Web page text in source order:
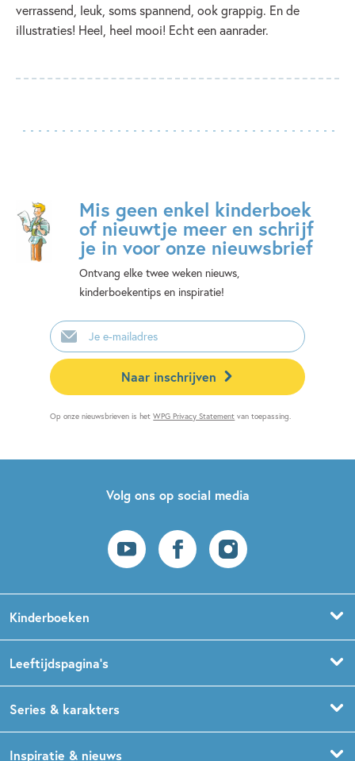
verrassend, leuk, soms spannend, ook grappig. En de
illustraties! Heel, heel mooi! Echt een aanrader.
Mis geen enkel kinderboek
of nieuwtje meer en schrijf
je in voor onze nieuwsbrief
Ontvang elke twee weken nieuws,
kinderboekentips en inspiratie!
E-
mailadres
Naar inschrijven
Op onze nieuwsbrieven is hetWPG Privacy Statement van toepassing.
Volg ons op social media
Kinderboeken
Prentenboeken
Leeftijdspagina’s
Boekentips 1,5 - 3 jaar
Series & karakters
Inspiratie & nieuws